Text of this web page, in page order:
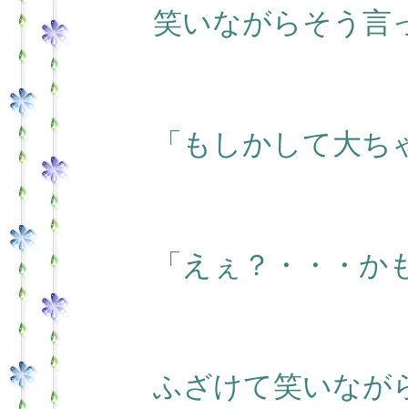
笑いながらそう言
「もしかして大
「えぇ？・・・か
ふざけて笑いなが